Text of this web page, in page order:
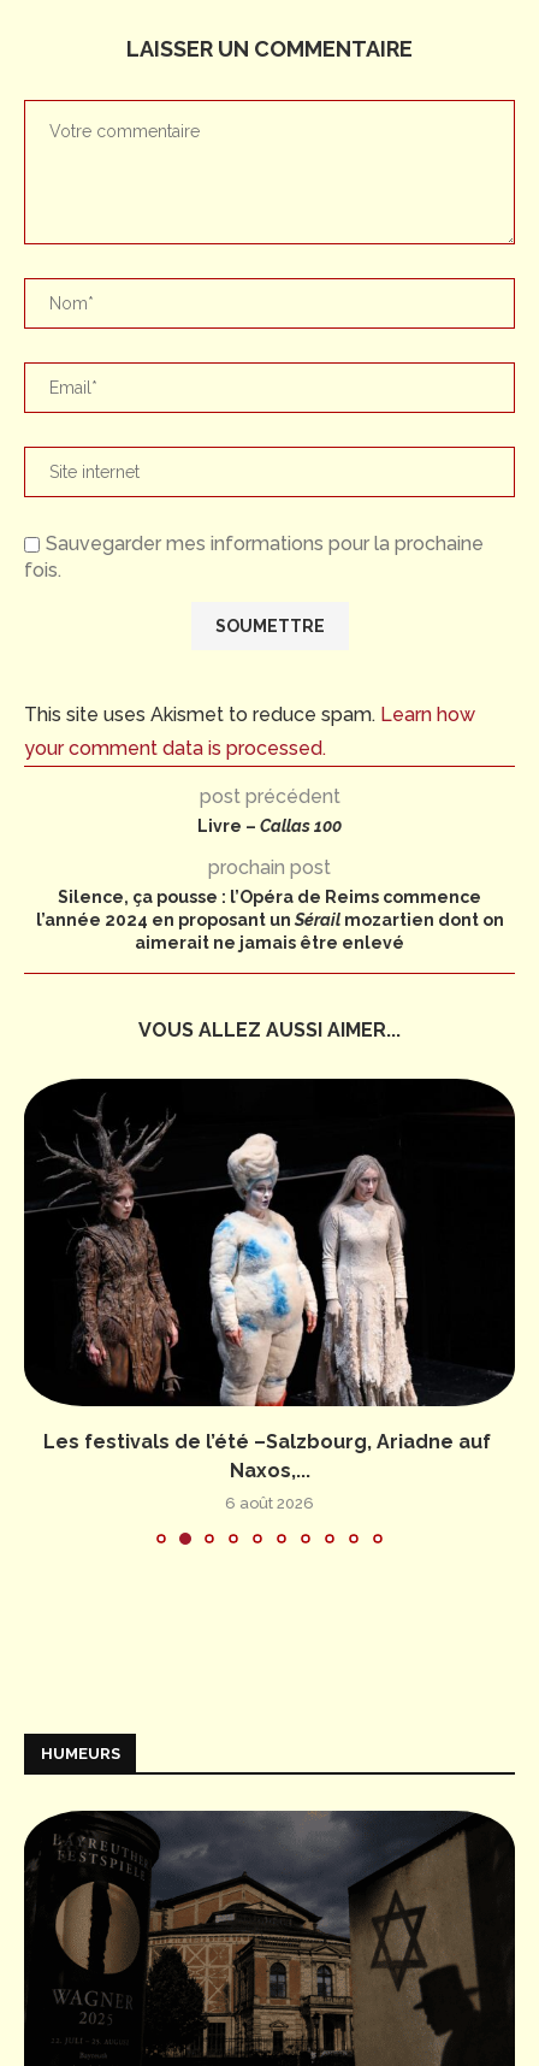
LAISSER UN COMMENTAIRE
Sauvegarder mes informations pour la prochaine
fois.
This site uses Akismet to reduce spam. Learn how
your comment data is processed.
post précédent
Livre – Callas 100
prochain post
Silence, ça pousse : l’Opéra de Reims commence
l’année 2024 en proposant un Sérailmozartien dont on
aimerait ne jamais être enlevé
VOUS ALLEZ AUSSI AIMER...
Les festivals de l’été –Salzbourg, Ariadne auf
Naxos,...
6 août 2026
HUMEURS